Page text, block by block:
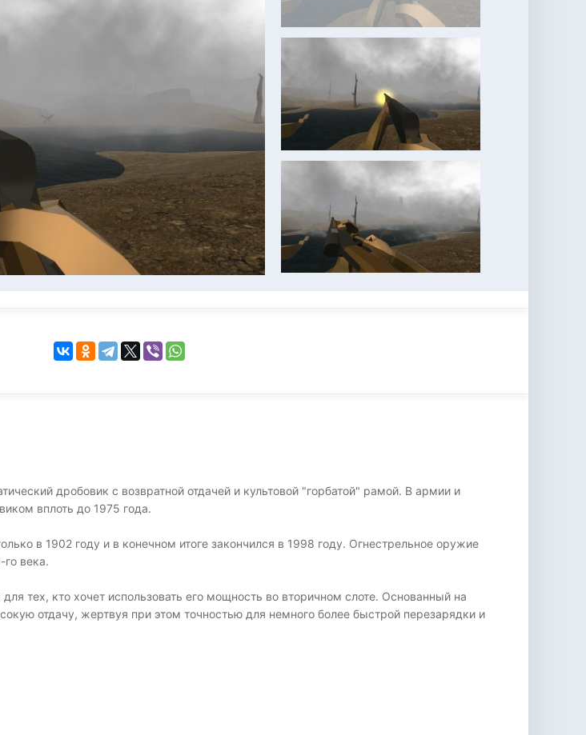
дробовик с возвратной отдачей и культовой "горбатой" рамой. В армии и
вплоть до 1975 года.
в 1902 году и в конечном итоге закончился в 1998 году. Огнестрельное оружие
века.
тех, кто хочет использовать его мощность во вторичном слоте. Основанный на
отдачу, жертвуя при этом точностью для немного более быстрой перезарядки и